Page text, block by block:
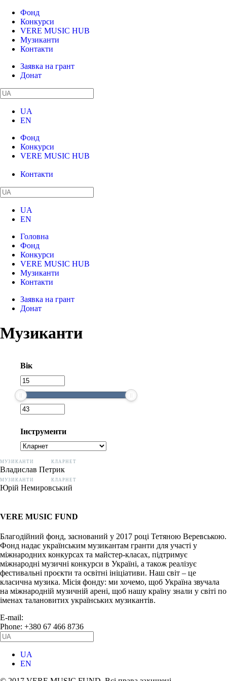
Фонд
Конкурси
VERE MUSIC HUB
Музиканти
Контакти
Заявка на грант
Донат
UA
EN
Фонд
Конкурси
VERE MUSIC HUB
Контакти
UA
EN
Головна
Фонд
Конкурси
VERE MUSIC HUB
Музиканти
Контакти
Заявка на грант
Донат
Музиканти
Вік
Інструменти
МУЗИКАНТИ КЛАРНЕТ
Владислав Петрик
МУЗИКАНТИ КЛАРНЕТ
Юрій Немировський
VERE MUSIC FUND
Благодійний фонд, заснований у 2017 році Тетяною Веревською.
Фонд надає українським музикантам гранти для участі у
міжнародних конкурсах та майстер-класах, підтримує
міжнародні музичні конкурси в Україні, а також реалізує
фестивальні проєкти та освітні ініціативи. Наш світ – це
класична музика. Місія фонду: ми хочемо, щоб Україна звучала
на міжнародній музичній арені, щоб нашу країну знали у світі по
іменах талановитих українських музикантів.
E-mail:
Phone: +380 67 466 8736
UA
EN